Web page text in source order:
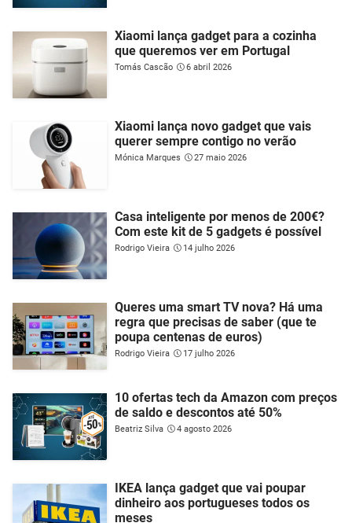
Xiaomi lança gadget para a cozinha
que queremos ver em Portugal
Tomás Cascão 6 abril 2026
Xiaomi lança novo gadget que vais
querer sempre contigo no verão
Mónica Marques 27 maio 2026
Casa inteligente por menos de 200€?
Com este kit de 5 gadgets é possível
Rodrigo Vieira 14 julho 2026
Queres uma smart TV nova? Há uma
regra que precisas de saber (que te
poupa centenas de euros)
Rodrigo Vieira 17 julho 2026
10 ofertas tech da Amazon com preços
de saldo e descontos até 50%
Beatriz Silva 4 agosto 2026
IKEA lança gadget que vai poupar
dinheiro aos portugueses todos os
meses